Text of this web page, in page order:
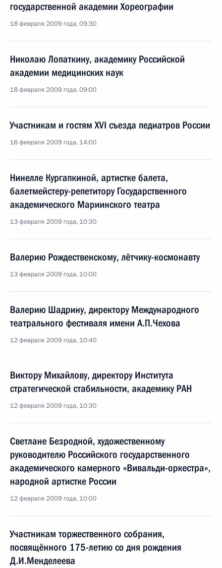
государственной академии Хореографии
18 февраля 2009 года, 09:30
Николаю Лопаткину, академику Российской
академии медицинских наук
18 февраля 2009 года, 09:00
Участникам и гостям XVI съезда педиатров России
16 февраля 2009 года, 14:00
Нинелле Кургапкиной, артистке балета,
балетмейстеру-репетитору Государственного
академического Мариинского театра
13 февраля 2009 года, 10:30
Валерию Рождественскому, лётчику-космонавту
13 февраля 2009 года, 10:00
Валерию Шадрину, директору Международного
театрального фестиваля имени А.П.Чехова
12 февраля 2009 года, 10:40
Виктору Михайлову, директору Института
стратегической стабильности, академику РАН
12 февраля 2009 года, 10:30
Светлане Безродной, художественному
руководителю Российского государственного
академического камерного «Вивальди-оркестра»,
народной артистке России
12 февраля 2009 года, 10:00
Участникам торжественного собрания,
посвящённого 175-летию со дня рождения
Д.И.Менделеева